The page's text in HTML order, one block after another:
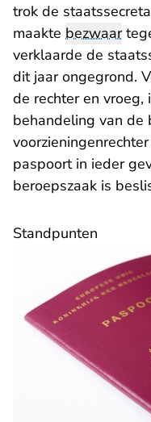
trok de
maakte bezwaar
verklaarde de
dit jaar ongegrond.
de rechter en
behandeling van de
paspoort in ieder
beroepszaak is
Standpunten